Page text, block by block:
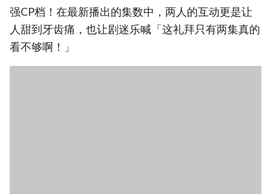
强CP档！在最新播出的集数中，两人的互动更是让
人甜到牙齿痛，也让剧迷乐喊「这礼拜只有两集真的
看不够啊！」